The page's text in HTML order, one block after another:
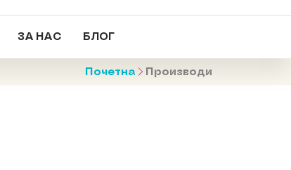
ЗА НАС БЛОГ
Почетна Производи